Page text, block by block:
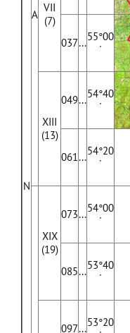
N
А
VII
(7)
037...55°00
´
XIII
(13)
049...54°40
´
061...54°20
´
XIX
(19)
073...54°00
´
085...53°40
´
097...53°20